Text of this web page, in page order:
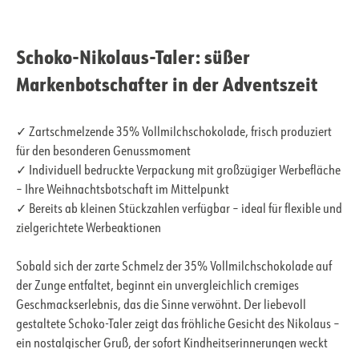
Schoko-Nikolaus-Taler: süßer
Markenbotschafter in der Adventszeit
✓ Zartschmelzende 35% Vollmilchschokolade, frisch produziert
für den besonderen Genussmoment
✓ Individuell bedruckte Verpackung mit großzügiger Werbefläche
– Ihre Weihnachtsbotschaft im Mittelpunkt
✓ Bereits ab kleinen Stückzahlen verfügbar – ideal für flexible und
zielgerichtete Werbeaktionen
Sobald sich der zarte Schmelz der 35% Vollmilchschokolade auf
der Zunge entfaltet, beginnt ein unvergleichlich cremiges
Geschmackserlebnis, das die Sinne verwöhnt. Der liebevoll
gestaltete Schoko-Taler zeigt das fröhliche Gesicht des Nikolaus –
ein nostalgischer Gruß, der sofort Kindheitserinnerungen weckt